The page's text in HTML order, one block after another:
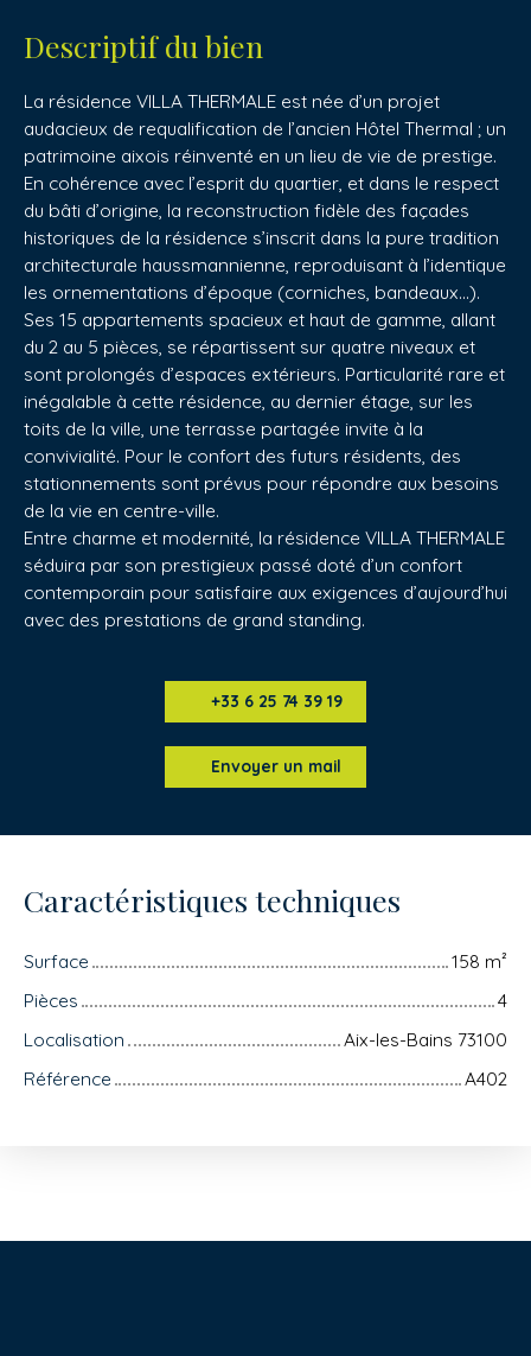
Descriptif du bien
La résidence VILLA THERMALE est née d’un projet
audacieux de requalification de l’ancien Hôtel Thermal ; un
patrimoine aixois réinventé en un lieu de vie de prestige.
En cohérence avec l’esprit du quartier, et dans le respect
du bâti d’origine, la reconstruction fidèle des façades
historiques de la résidence s’inscrit dans la pure tradition
architecturale haussmannienne, reproduisant à l’identique
les ornementations d’époque (corniches, bandeaux…).
Ses 15 appartements spacieux et haut de gamme, allant
du 2 au 5 pièces, se répartissent sur quatre niveaux et
sont prolongés d’espaces extérieurs. Particularité rare et
inégalable à cette résidence, au dernier étage, sur les
toits de la ville, une terrasse partagée invite à la
convivialité. Pour le confort des futurs résidents, des
stationnements sont prévus pour répondre aux besoins
de la vie en centre-ville.
Entre charme et modernité, la résidence VILLA THERMALE
séduira par son prestigieux passé doté d’un confort
contemporain pour satisfaire aux exigences d’aujourd’hui
avec des prestations de grand standing.
+33 6 25 74 39 19
Envoyer un mail
Caractéristiques techniques
Surface 158 m²
Pièces
4
Localisation
Aix-les-Bains 73100
Référence
A402